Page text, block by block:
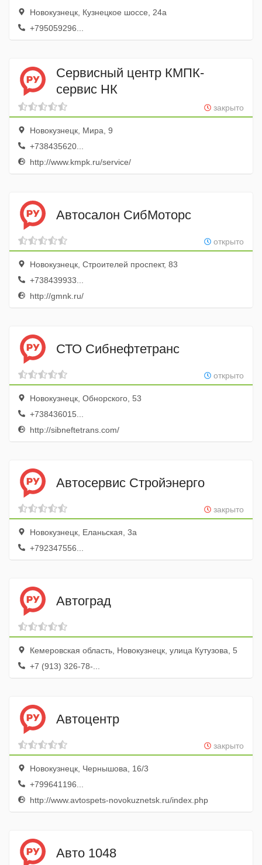
Новокузнецк, Кузнецкое шоссе, 24а
+795059296...
Сервисный центр КМПК-
сервис НК
закрыто
Новокузнецк, Мира, 9
+738435620...
http://www.kmpk.ru/service/
Автосалон СибМоторс
открыто
Новокузнецк, Строителей проспект, 83
+738439933...
http://gmnk.ru/
СТО Сибнефтетранс
открыто
Новокузнецк, Обнорского, 53
+738436015...
http://sibneftetrans.com/
Автосервис Стройэнерго
закрыто
Новокузнецк, Еланьская, 3а
+792347556...
Автоград
Кемеровская область, Новокузнецк, улица Кутузова, 5
+7 (913) 326-78-...
Автоцентр
закрыто
Новокузнецк, Чернышова, 16/3
+799641196...
http://www.avtospets-novokuznetsk.ru/index.php
Авто 1048